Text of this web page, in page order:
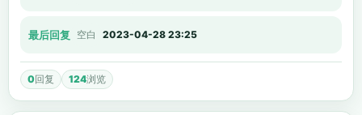
最后回复 空白 2023-04-28 23:25
0回复 124浏览